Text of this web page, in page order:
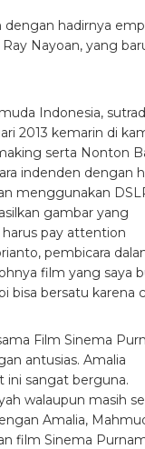
dengan hadirnya
Nayoan, yang
Indonesia,
2013 kemarin di
serta Nonton
indenden dengan
menggunakan
gambar yang
pay attention
pembicara
film yang saya
bisa bersatu karena
Film Sinema
antusias. Amalia
ini sangat berguna.
walaupun masih
Amalia,
film Sinema